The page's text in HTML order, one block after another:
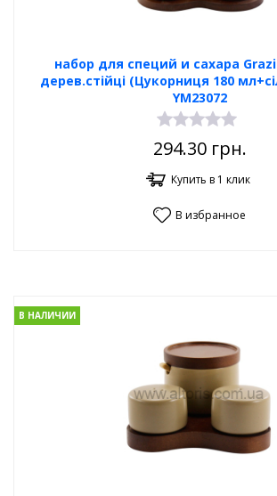
набор для специй и сахара
дерев.стійці (Цукорниця 180
YM23072
294.30грн.
Купить в 1 клик
В избранное
В НАЛИЧИИ